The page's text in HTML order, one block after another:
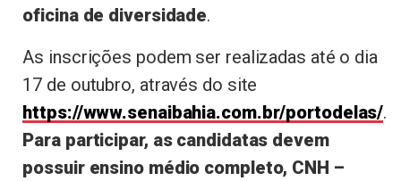
oficina de diversidade.
As inscrições podem ser realizadas até o dia
17 de outubro, através do site
https://www.senaibahia.com.br/portodelas/.
Para participar, as candidatas devem
possuir ensino médio completo, CNH –